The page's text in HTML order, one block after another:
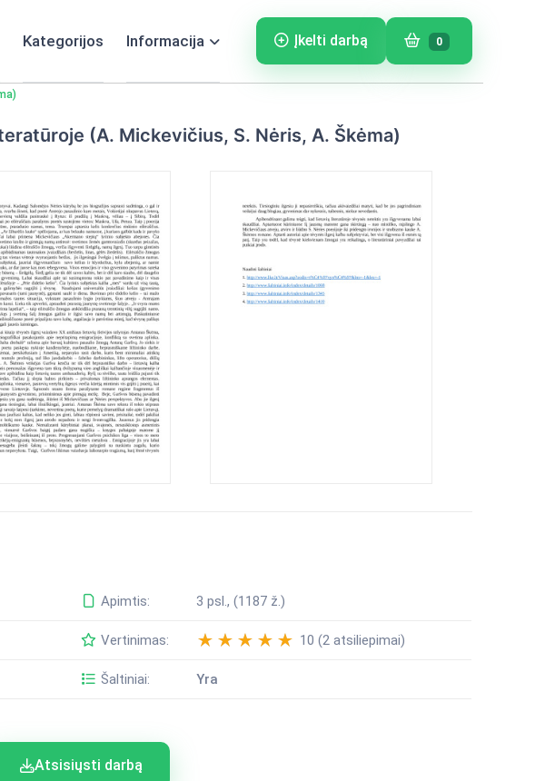
Kategorijos Informacija Įkelti darbą 0
(A. Mickevičius, S. Nėris, A. Škėma)
Apimtis: 3 psl., (1187 ž.)
Vertinimas: 10 (2 atsiliepimai)
Šaltiniai: Yra
Atsisiųsti darbą